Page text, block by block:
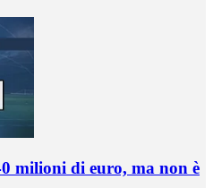
milioni di euro, ma non è